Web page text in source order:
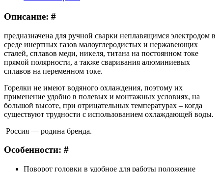
Описание: #
предназначена для ручной сварки неплавящимся электродом в
среде инертных газов малоуглеродистых и нержавеющих
сталей, сплавов меди, никеля, титана на постоянном токе
прямой полярности, а также сваривания алюминиевых
сплавов на переменном токе.
Горелки не имеют водяного охлаждения, поэтому их
применение удобно в полевых и монтажных условиях, на
большой высоте, при отрицательных температурах – когда
существуют трудности с использованием охлаждающей воды.
Россия — родина бренда.
Особенности: #
Поворот головки в удобное для работы положение